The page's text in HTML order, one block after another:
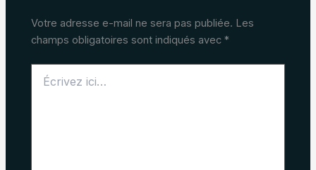
Votre adresse e-mail ne sera pas publiée. Les
champs obligatoires sont indiqués avec*
ici…